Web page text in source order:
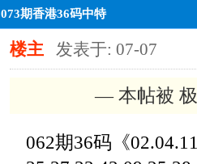
期香港36码中特
楼主 发表于: 07-07
— 本帖被
062期36码《